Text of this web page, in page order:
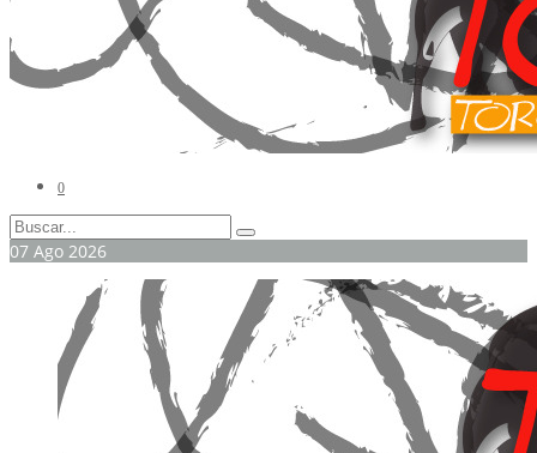
0
07 Ago 2026